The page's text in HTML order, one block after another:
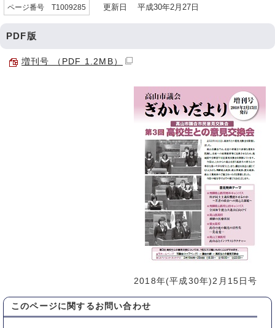
ページ番号 T1009285 更新日 平成30年2月27日
PDF版
増刊号 （PDF 1.2MB）
2018年(平成30年)2月15日号
このページに関する お問い合わせ